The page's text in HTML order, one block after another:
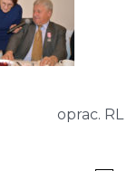
oprac. RL